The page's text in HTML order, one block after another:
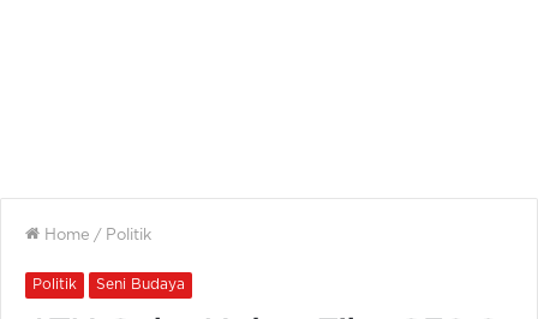
Home / Politik
Politik Seni Budaya